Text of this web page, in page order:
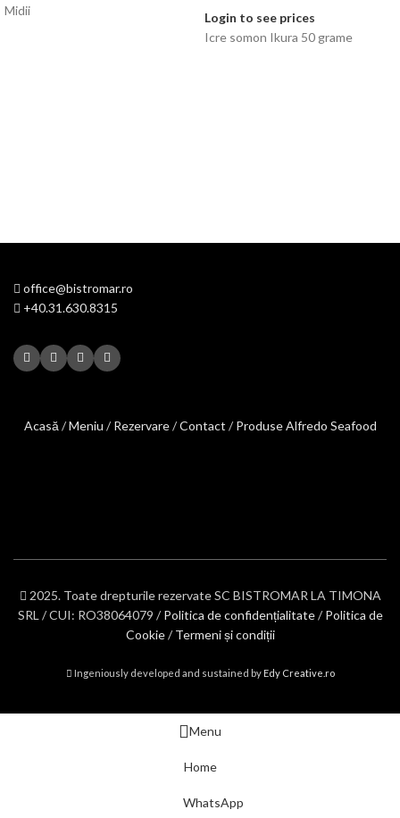
Midii
Login to see prices
Icre somon Ikura 50 grame
office@bistromar.ro
+40.31.630.8315
Acasă /Meniu / Rezervare/Contact / Produse Alfredo Seafood
2025. Toate drepturile rezervate SC BISTROMAR LA TIMONA
SRL / CUI: RO38064079 / Politica de confidențialitate/ Politica de
Cookie/ Termeni și condiții
Ingeniously developed and sustained byEdy Creative.ro
Menu
Home
WhatsApp